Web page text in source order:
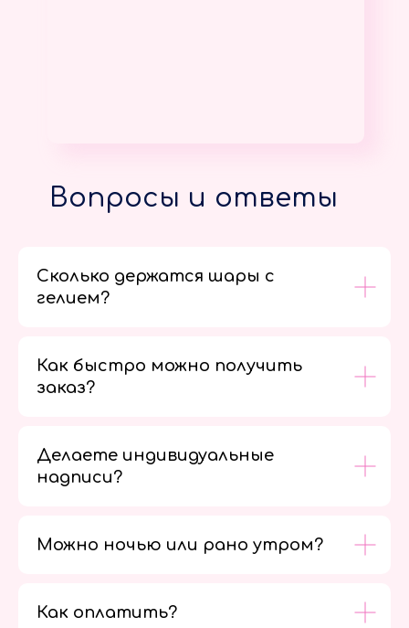
Вопросы и ответы
Сколько держатся шары с
гелием?
Как быстро можно получить
заказ?
Делаете индивидуальные
надписи?
Можно ночью или рано утром?
Как оплатить?